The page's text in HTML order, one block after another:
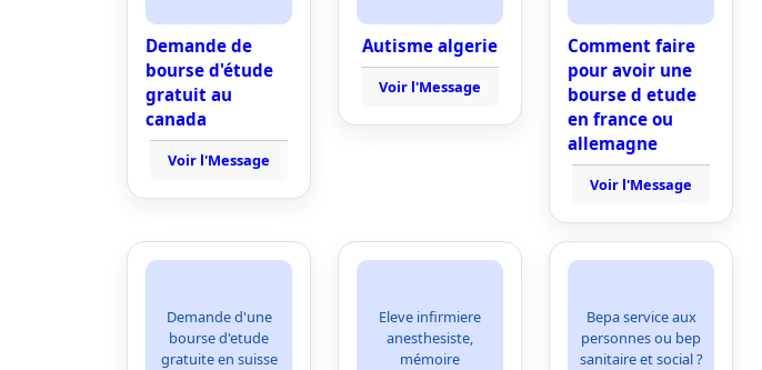
Demande de
bourse d'étude
gratuit au
canada
Voir l'Message
Autisme algerie
Voir l'Message
Comment faire
pour avoir une
bourse d etude
en france ou
allemagne
Voir l'Message
Demande d'une
bourse d'etude
gratuite en suisse
Eleve infirmiere
anesthesiste,
mémoire
Bepa service aux
personnes ou bep
sanitaire et social ?